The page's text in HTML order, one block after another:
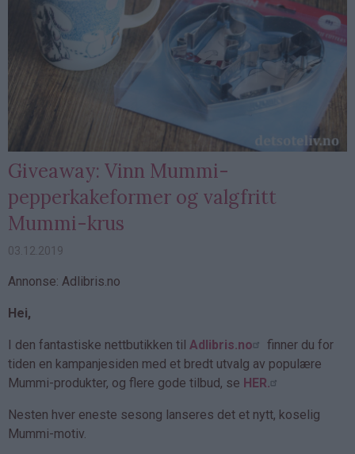
Giveaway: Vinn Mummi-
pepperkakeformer og valgfritt
Mummi-krus
03.12.2019
Annonse: Adlibris.no
Hei,
I den fantastiske nettbutikken til Adlibris.no
finner du for
tiden en kampanjesiden med et bredt utvalg av populære
Mummi-produkter, og flere gode tilbud, se HER.
Nesten hver eneste sesong lanseres det et nytt, koselig
Mummi-motiv.